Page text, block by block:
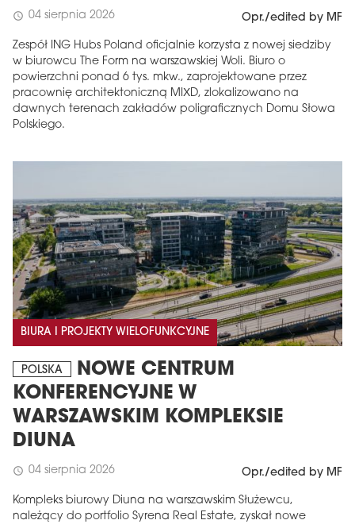
schedule 04 sierpnia 2026 Opr./edited by MF
Zespół ING Hubs Poland oficjalnie korzysta z nowej siedziby
w biurowcu The Form na warszawskiej Woli. Biuro o
powierzchni ponad 6 tys. mkw., zaprojektowane przez
pracownię architektoniczną MIXD, zlokalizowano na
dawnych terenach zakładów poligraficznych Domu Słowa
Polskiego.
BIURA I PROJEKTY WIELOFUNKCYJNE
POLSKA
NOWE CENTRUM
KONFERENCYJNE W
WARSZAWSKIM KOMPLEKSIE
DIUNA
schedule 04 sierpnia 2026 Opr./edited by MF
Kompleks biurowy Diuna na warszawskim Służewcu,
należący do portfolio Syrena Real Estate, zyskał nowe